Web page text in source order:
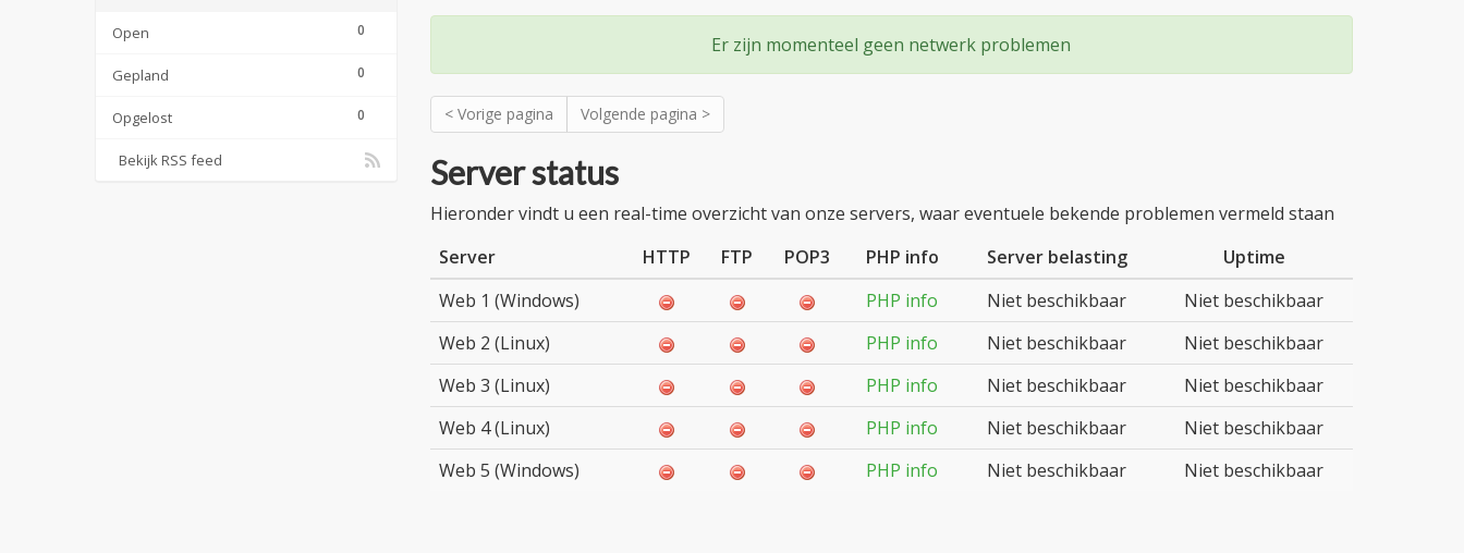
0
Open
0
Gepland
0
Opgelost
Bekijk RSS feed
Er zijn momenteel geen netwerk problemen
< Vorige pagina Volgende pagina >
Server status
Hieronder vindt u een real-time overzicht van onze servers, waar eventuele bekende problemen vermeld staan
Server
HTTP FTP POP3 PHP info Server belasting
Uptime
Web 1 (Windows)
PHP info Niet beschikbaar
Niet beschikbaar
Web 2 (Linux)
PHP info Niet beschikbaar
Niet beschikbaar
Web 3 (Linux)
PHP info Niet beschikbaar
Niet beschikbaar
Web 4 (Linux)
PHP info Niet beschikbaar
Niet beschikbaar
Web 5 (Windows)
PHP info Niet beschikbaar Niet beschikbaar